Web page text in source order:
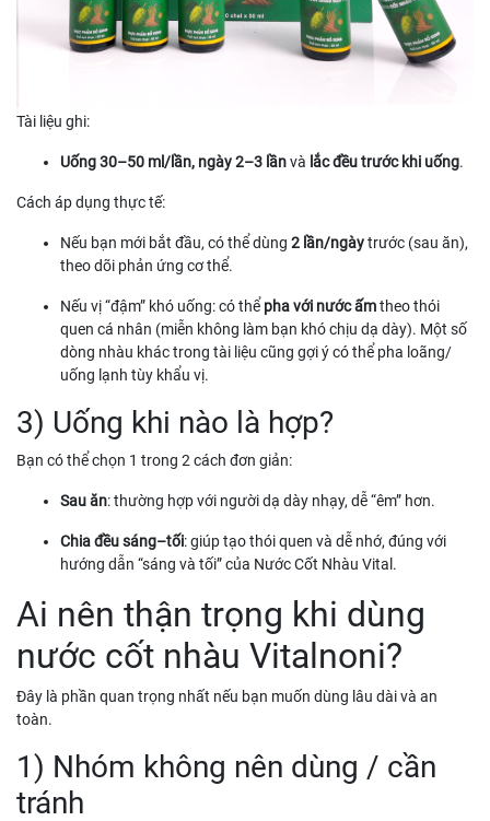
Tài liệu ghi:
Uống 30–50 ml/lần, ngày 2–3 lầnvà lắc đều trước khi uống.
Cách áp dụng thực tế:
Nếu bạn mới bắt đầu, có thể dùng 2 lần/ngàytrước (sau ăn),
theo dõi phản ứng cơ thể.
Nếu vị “đậm” khó uống: có thể pha với nước ấmtheo thói
quen cá nhân (miễn không làm bạn khó chịu dạ dày). Một số
dòng nhàu khác trong tài liệu cũng gợi ý có thể pha loãng/
uống lạnh tùy khẩu vị.
3) Uống khi nào là hợp?
Bạn có thể chọn 1 trong 2 cách đơn giản:
Sau ăn: thường hợp với người dạ dày nhạy, dễ “êm” hơn.
Chia đều sáng–tối: giúp tạo thói quen và dễ nhớ, đúng với
hướng dẫn “sáng và tối” của Nước Cốt Nhàu Vital.
Ai nên thận trọng khi dùng
nước cốt nhàu Vitalnoni?
Đây là phần quan trọng nhất nếu bạn muốn dùng lâu dài và an
toàn.
1) Nhóm không nên dùng / cần
tránh